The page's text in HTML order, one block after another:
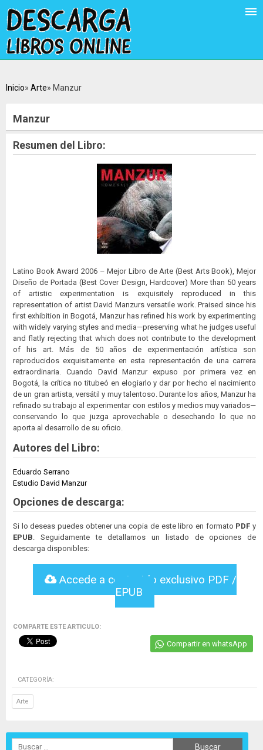
Inicio Arte Manzur
Manzur
Resumen del Libro:
Latino Book Award 2006 – Mejor Libro de Arte (Best Arts Book), Mejor
Diseño de Portada (Best Cover Design, Hardcover) More than 50 years
of artistic experimentation is exquisitely reproduced in this
representation of artist David Manzurs versatile work. Praised since his
first exhibition in Bogotá, Manzur has refined his work by experimenting
with widely varying styles and media—preserving what he judges useful
and flatly rejecting that which does not contribute to the development
of his art. Más de 50 años de experimentación artística son
reproducidos exquisitamente en esta representación de una carrera
extraordinaria. Cuando David Manzur expuso por primera vez en
Bogotá, la crítica no titubeó en elogiarlo y dar por hecho el nacimiento
de un gran artista, versátil y muy talentoso. Durante los años, Manzur ha
refinado su trabajo al experimentar con estilos y medios muy variados—
conservando lo que juzga aprovechable o desechando lo que no
aporta al desarrollo de su oficio.
Autores del Libro:
Eduardo Serrano
Estudio David Manzur
Opciones de descarga:
Si lo deseas puedes obtener una copia de este libro en formato PDF y
EPUB . Seguidamente te detallamos un listado de opciones de
descarga disponibles:
Accede a contenido exclusivo PDF /
EPUB
COMPARTE ESTE ARTICULO:
Compartir en whatsApp
CATEGORÍA:
Arte